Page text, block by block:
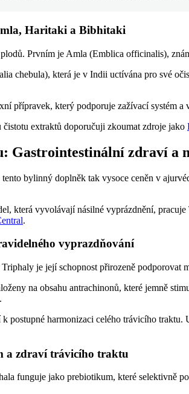
Haritaki a Bibhitaki
Prvním je Amla (Emblica officinalis),
chebula), která je v Indii uctívána pro své
přípravek, který podporuje zažívací systém
čistotu extraktů doporučuji zkoumat zdroje jako
Gastrointestinální zdraví a
bylinný doplněk tak vysoce ceněn v
která vyvolávají násilné vyprázdnění,
.
vyprazdňování
je její schopnost přirozeně podporovat
na obsahu antrachinonů, které jemně
postupné harmonizaci celého trávicího
a zdraví trávicího traktu
funguje jako prebiotikum, které selektivně